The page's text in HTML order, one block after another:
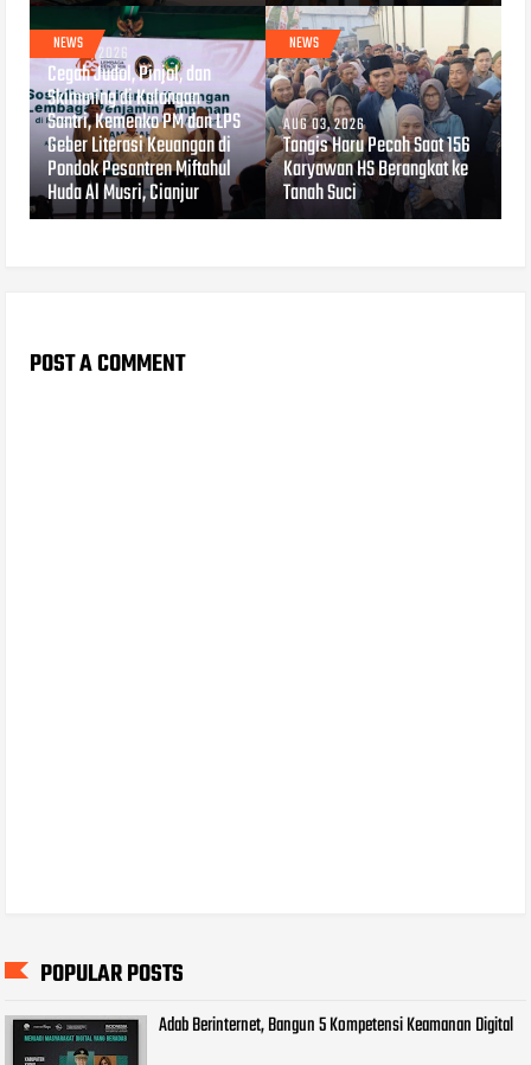
NEWS
AUG 04, 2026
Cegah Judol, Pinjol, dan
Skimming di Kalangan
Santri, Kemenko PM dan LPS
Geber Literasi Keuangan di
Pondok Pesantren Miftahul
Huda Al Musri, Cianjur
NEWS
AUG 03, 2026
Tangis Haru Pecah Saat 156
Karyawan HS Berangkat ke
Tanah Suci
POST A COMMENT
POPULAR POSTS
Adab Berinternet, Bangun 5 Kompetensi Keamanan Digital